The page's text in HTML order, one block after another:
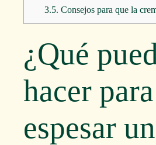
3.5. Consejos para que la
¿Qué
hacer para
espesar